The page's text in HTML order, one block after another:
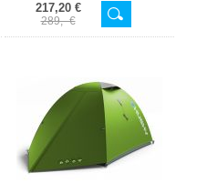
217,20 €
289,- €